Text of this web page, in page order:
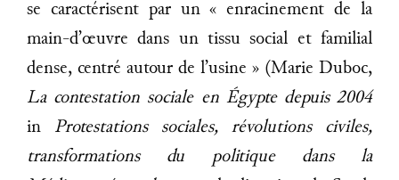
se caractérisent par un « enracinement de la
main-d’œuvre dans un tissu social et familial
dense, centré autour de l’usine » (Marie Duboc,
La contestation sociale en Égypte depuis 2004
in Protestations sociales, révolutions civiles,
transformations du politique dans la